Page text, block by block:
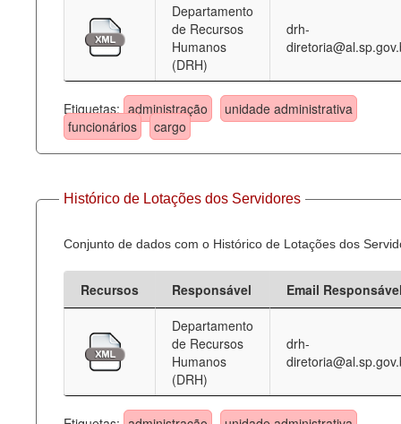
Administração
Legislação
Agenda
Perguntas frequentes
Contato
Departamento
de Recursos
Humanos
(DRH)
drh-
Etiquetas: administração
unidade administrativa
funcionários
cargo
Histórico de Lotações dos Servidores
Conjunto de dados com o Histórico de Lotações dos
Recursos Responsável
Email
Departamento
de Recursos
Humanos
(DRH)
drh-